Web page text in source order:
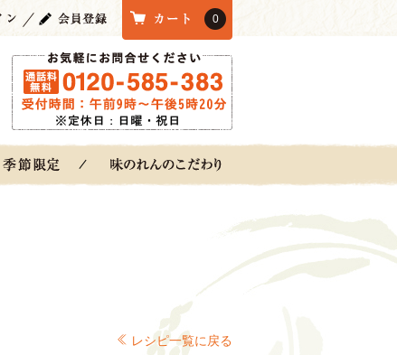
0
レシピ一覧に戻る